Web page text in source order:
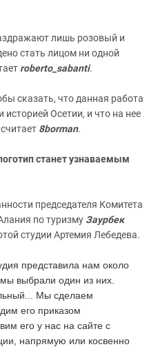
лишь розовый и
стать лицом ни одной
roberto_sabanti.
сказать, что данная работа
историей Осетии, и что на нее
8borman.
станет узнаваемым
председателя Комитета
по туризму Заурбек
студии Артемия Лебедева.
представила нам около
выбрали один из них.
Мы сделаем
его приказом
его у нас на сайте с
напрямую или косвенно